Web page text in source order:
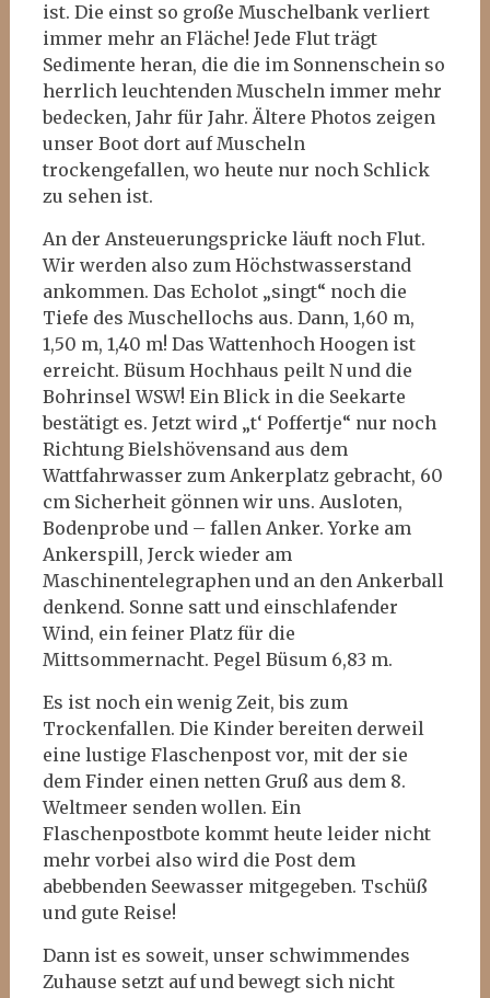
ist. Die einst so große Muschelbank verliert
immer mehr an Fläche! Jede Flut trägt
Sedimente heran, die die im Sonnenschein so
herrlich leuchtenden Muscheln immer mehr
bedecken, Jahr für Jahr. Ältere Photos zeigen
unser Boot dort auf Muscheln
trockengefallen, wo heute nur noch Schlick
zu sehen ist.
An der Ansteuerungspricke läuft noch Flut.
Wir werden also zum Höchstwasserstand
ankommen. Das Echolot „singt“ noch die
Tiefe des Muschellochs aus. Dann, 1,60 m,
1,50 m, 1,40 m! Das Wattenhoch Hoogen ist
erreicht. Büsum Hochhaus peilt N und die
Bohrinsel WSW! Ein Blick in die Seekarte
bestätigt es. Jetzt wird „t‘ Poffertje“ nur noch
Richtung Bielshövensand aus dem
Wattfahrwasser zum Ankerplatz gebracht, 60
cm Sicherheit gönnen wir uns. Ausloten,
Bodenprobe und – fallen Anker. Yorke am
Ankerspill, Jerck wieder am
Maschinentelegraphen und an den Ankerball
denkend. Sonne satt und einschlafender
Wind, ein feiner Platz für die
Mittsommernacht. Pegel Büsum 6,83 m.
Es ist noch ein wenig Zeit, bis zum
Trockenfallen. Die Kinder bereiten derweil
eine lustige Flaschenpost vor, mit der sie
dem Finder einen netten Gruß aus dem 8.
Weltmeer senden wollen. Ein
Flaschenpostbote kommt heute leider nicht
mehr vorbei also wird die Post dem
abebbenden Seewasser mitgegeben. Tschüß
und gute Reise!
Dann ist es soweit, unser schwimmendes
Zuhause setzt auf und bewegt sich nicht